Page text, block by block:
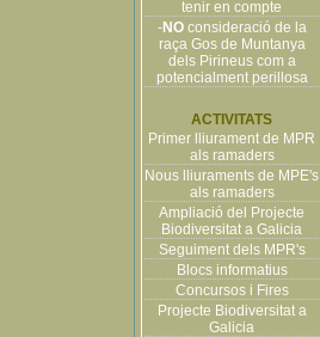
tenir en compte
-NOconsideració de la
raça Gos de Muntanya
dels Pirineus com a
potencialment perillosa
ACTIVITATS
Primer lliurament de MPR
als ramaders
Nous lliuraments de MPE's
als ramaders
Ampliació del Projecte
Biodiversitat a Galicia
Seguiment dels MPR's
Blocs informatius
Concursos i Fires
Projecte Biodiversitat a
Galicia